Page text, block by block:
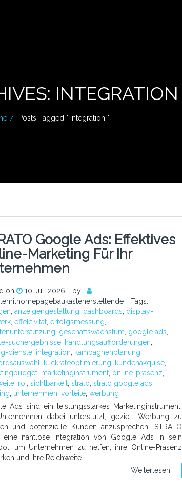
INTEGRATION
Posts Tagged " Integration "
Google Ads: Effektives
Marketing Für Ihr
on 10 Juli 2026
by :
Tags:
anzeigengestaltung dashboards display-
, effektivität, erfolgsmessung
geschäftswachstum google ads
suchergebnisse, handlungsaufforderungen
dienste, integration kampagnenplanung
klickrateoptimierung kundenakquise,
, marketinginstrument, online-präsenz
, roi sichtbarkeit, strato strato google ads
unternehmen vorteile, werbung
Ads sind ein leistungsstarkes Marketinginstrument,
dabei unterstützt, gezielt Werbung zu
und potenzielle Kunden anzusprechen. STRATO
eine nahtlose Integration von Google Ads in sein
um Unternehmen zu helfen, ihre Online-Präsenz
und ihre Reichweite
Weiterlesen